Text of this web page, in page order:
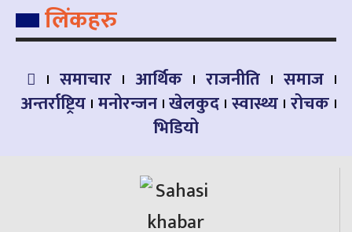
लिंकहरु
समाचार आर्थिक राजनीति
समाज
अन्तर्राष्ट्रिय मनोरन्जन खेलकुद स्वास्थ्य रोचक
भिडियो